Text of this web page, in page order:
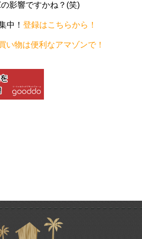
の影響ですかね？(笑)
中！登録はこちらから！
い物は便利なアマゾンで！